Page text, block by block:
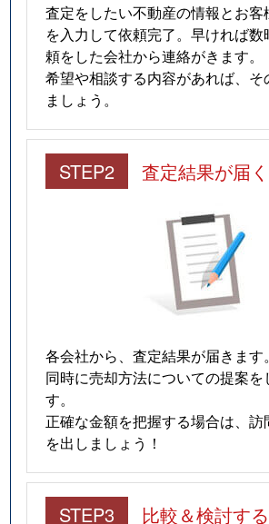
査定をしたい不動産の情報とお客
を入力して依頼完了。早ければ数
頼をした会社から連絡がきます。
希望や相談する内容があれば、そ
ましょう。
STEP2 査定結果が届く
各会社から、査定結果が届きます。
同時に売却方法についての提案を
す。
正確な金額を把握する場合は、訪
を出しましょう！
STEP3 比較＆検討する